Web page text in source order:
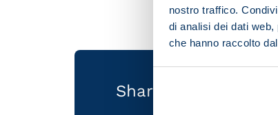
nostro traffico.
di analisi dei dati
che hanno raccolto
Share the article